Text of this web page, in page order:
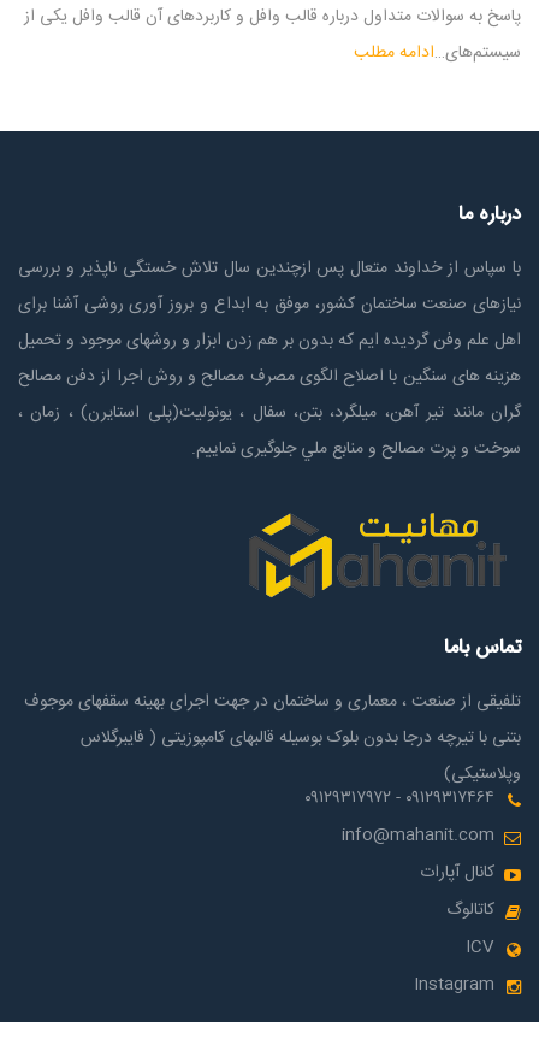
پاسخ به سوالات متداول درباره قالب وافل و کاربردهای آن قالب وافل یکی از
سیستم‌های…ادامه مطلب
درباره ما
با سپاس از خداوند متعال پس ازچندين سال تلاش خستگی ناپذير و بررسی
نیازهای صنعت ساختمان كشور، موفق به ابداع و بروز آوری روشی آشنا برای
اهل علم وفن گردیده ایم که بدون بر هم زدن ابزار و روشهای موجود و تحمیل
هزینه های سنگین با اصلاح الگوی مصرف مصالح و روش اجرا از دفن مصالح
گران مانند تیر آهن، میلگرد، بتن، سفال ، یونولیت(پلی استايرن) ، زمان ،
سوخت و پرت مصالح و منابع ملي جلوگیری نماییم.
تماس باما
تلفیقی از صنعت ، معماری و ساختمان در جهت اجرای بهینه سقفهای موجوف
بتنی با تیرچه درجا بدون بلوک بوسیله قالبهای کامپوزیتی ( فایبرگلاس
وپلاستیکی)
۰۹۱۲۹۳۱۷۴۶۴ - ۰۹۱۲۹۳۱۷۹۷۲
info@mahanit.com
کانال آپارات
کاتالوگ
ICV
Instagram